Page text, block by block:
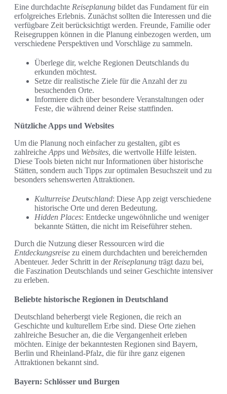
Eine durchdachte Reiseplanung bildet das Fundament für ein
erfolgreiches Erlebnis. Zunächst sollten die Interessen und die
verfügbare Zeit berücksichtigt werden. Freunde, Familie oder
Reisegruppen können in die Planung einbezogen werden, um
verschiedene Perspektiven und Vorschläge zu sammeln.
Überlege dir, welche Regionen Deutschlands du
erkunden möchtest.
Setze dir realistische Ziele für die Anzahl der zu
besuchenden Orte.
Informiere dich über besondere Veranstaltungen oder
Feste, die während deiner Reise stattfinden.
Nützliche Apps und Websites
Um die Planung noch einfacher zu gestalten, gibt es
zahlreiche Apps und Websites, die wertvolle Hilfe leisten.
Diese Tools bieten nicht nur Informationen über historische
Stätten, sondern auch Tipps zur optimalen Besuchszeit und zu
besonders sehenswerten Attraktionen.
Kulturreise Deutschland: Diese App zeigt verschiedene
historische Orte und deren Bedeutung.
Hidden Places: Entdecke ungewöhnliche und weniger
bekannte Stätten, die nicht im Reiseführer stehen.
Durch die Nutzung dieser Ressourcen wird die
Entdeckungsreise zu einem durchdachten und bereichernden
Abenteuer. Jeder Schritt in der Reiseplanung trägt dazu bei,
die Faszination Deutschlands und seiner Geschichte intensiver
zu erleben.
Beliebte historische Regionen in Deutschland
Deutschland beherbergt viele Regionen, die reich an
Geschichte und kulturellem Erbe sind. Diese Orte ziehen
zahlreiche Besucher an, die die Vergangenheit erleben
möchten. Einige der bekanntesten Regionen sind Bayern,
Berlin und Rheinland-Pfalz, die für ihre ganz eigenen
Attraktionen bekannt sind.
Bayern: Schlösser und Burgen